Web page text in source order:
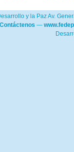
y la Paz Av.
Contáctenos —